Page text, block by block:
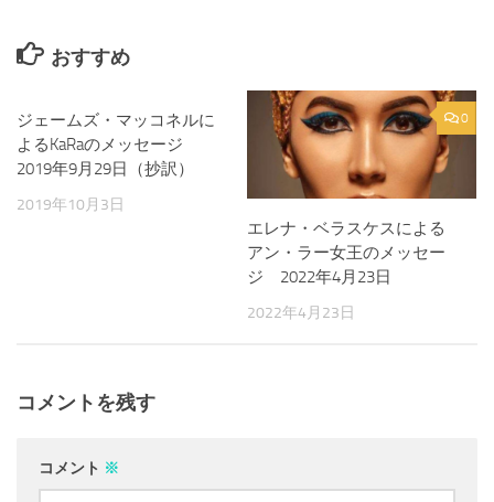
おすすめ
ジェームズ・マッコネルに
よるKaRaのメッセージ
2019年9月29日（抄訳）
2019年10月3日
0
エレナ・ベラスケスによる
アン・ラー女王のメッセー
ジ 2022年4月23日
2022年4月23日
コメントを残す
コメント ※